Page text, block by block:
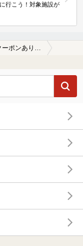
行こう！対象施設が
【クーポンあり】マッサージ、エステがある熊谷駅近くの温泉、日帰り温泉、スーパー銭湯おすすめ